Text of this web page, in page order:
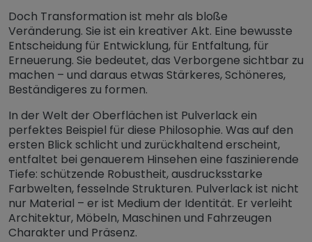
Doch Transformation ist mehr als bloße
Veränderung. Sie ist ein kreativer Akt. Eine bewusste
Entscheidung für Entwicklung, für Entfaltung, für
Erneuerung. Sie bedeutet, das Verborgene sichtbar zu
machen – und daraus etwas Stärkeres, Schöneres,
Beständigeres zu formen.
In der Welt der Oberflächen ist Pulverlack ein
perfektes Beispiel für diese Philosophie. Was auf den
ersten Blick schlicht und zurückhaltend erscheint,
entfaltet bei genauerem Hinsehen eine faszinierende
Tiefe: schützende Robustheit, ausdrucksstarke
Farbwelten, fesselnde Strukturen. Pulverlack ist nicht
nur Material – er ist Medium der Identität. Er verleiht
Architektur, Möbeln, Maschinen und Fahrzeugen
Charakter und Präsenz.